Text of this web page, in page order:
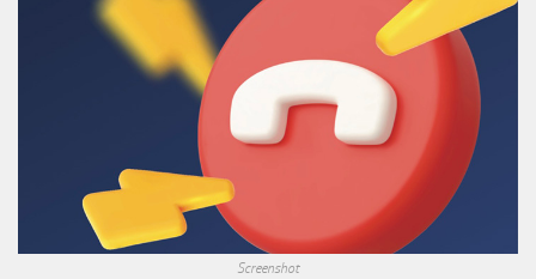
Screenshot